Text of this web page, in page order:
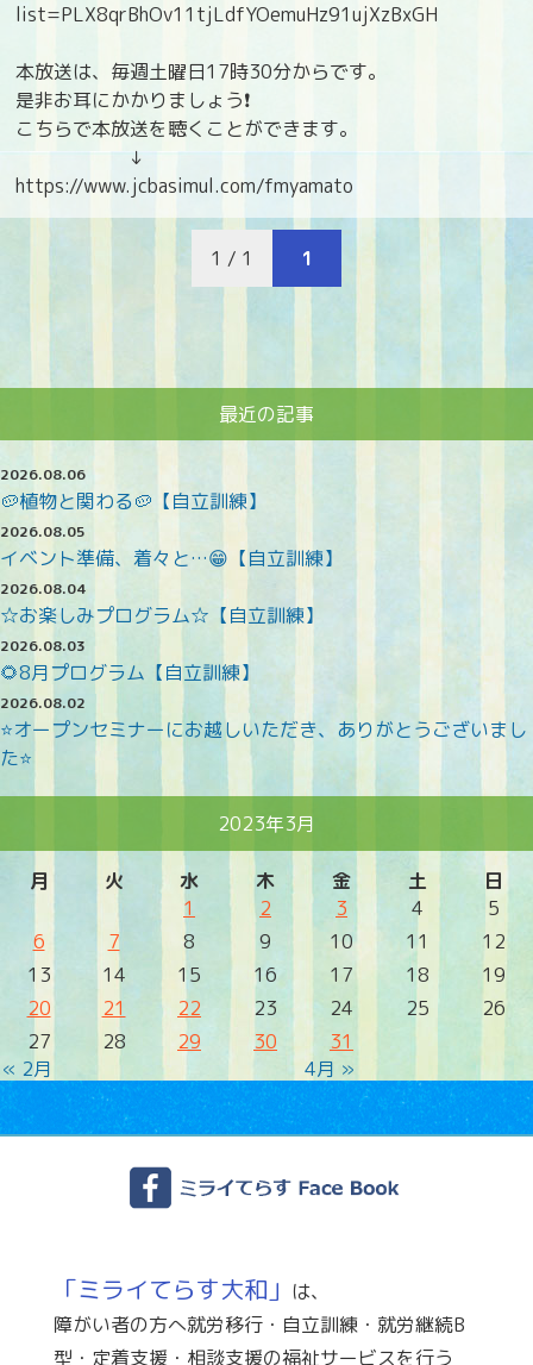
list=PLX8qrBhOv11tjLdfYOemuHz91ujXzBxGH
本放送は、毎週土曜日17時30分からです。
是非お耳にかかりましょう❗️
こちらで本放送を聴くことができます。
↓
https://www.jcbasimul.com/fmyamato
1 / 1 1
最近の記事
2026.08.06
🥔植物と関わる🥔【自立訓練】
2026.08.05
イベント準備、着々と…😁【自立訓練】
2026.08.04
☆お楽しみプログラム☆【自立訓練】
2026.08.03
🌻8月プログラム【自立訓練】
2026.08.02
⭐オープンセミナーにお越しいただき、ありがとうございまし
た⭐
2023年3月
月 火 水 木 金 土 日
« 2月 4月 »
1 2 3 4
5
6
7 8 9 10 11
12
13
14 15 16 17 18
19
20
21 22 23 24 25
26
27
28 29 30 31
「ミライてらす大和」 は、
障がい者の方へ就労移行・自立訓練・就労継続B
型・定着支援・相談支援の福祉サービスを行う